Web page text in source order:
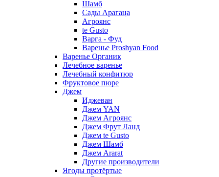
Шамб
Сады Арагаца
Агроянс
te Gusto
Варга - Фуд
Варенье Proshyan Food
Варенье Органик
Лечебное варенье
Лечебный конфитюр
Фруктовое пюре
Джем
Иджеван
Джем YAN
Джем Агроянс
Джем Фрут Ланд
Джем te Gusto
Джем Шамб
Джем Ararat
Другие производители
Ягоды протёртые